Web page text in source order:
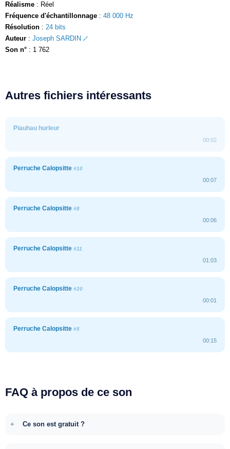
Réalisme : Réel
Fréquence d'échantillonnage : 48 000 Hz
Résolution : 24 bits
Auteur : Joseph SARDIN
Son n° : 1 762
Autres fichiers intéressants
Piauhau hurleur
00:02
Perruche Calopsitte #10
00:07
Perruche Calopsitte #8
00:06
Perruche Calopsitte #11
01:03
Perruche Calopsitte #20
00:01
Perruche Calopsitte #5
00:15
FAQ à propos de ce son
Ce son est gratuit ?